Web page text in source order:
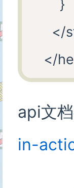
}
</
</
api文档
in-